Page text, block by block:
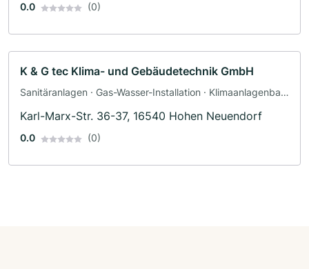
0.0 (0)
K & G tec Klima- und Gebäudetechnik GmbH
Sanitäranlagen · Gas-Wasser-Installation · Klimaanlagenbau
Karl-Marx-Str. 36-37, 16540 Hohen Neuendorf
0.0 (0)